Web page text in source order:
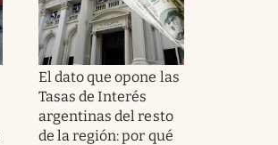
El dato que opone las
Tasas de Interés
argentinas del resto
de la región: por qué